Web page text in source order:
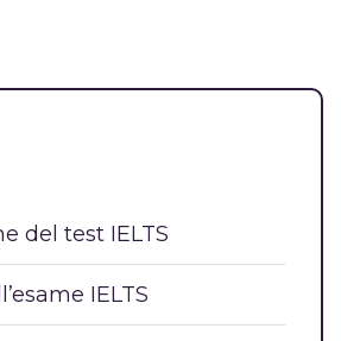
del test IELTS
IELTS